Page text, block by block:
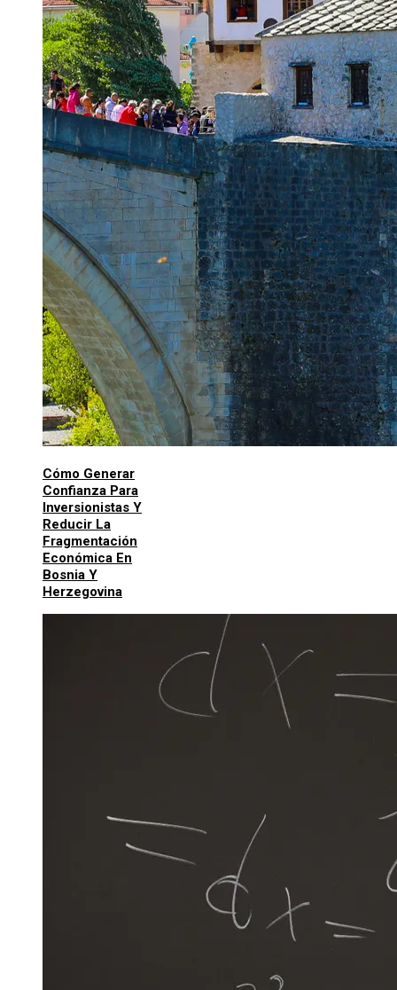
Cómo Generar
Confianza Para
Inversionistas Y
Reducir La
Fragmentación
Económica En
Bosnia Y
Herzegovina